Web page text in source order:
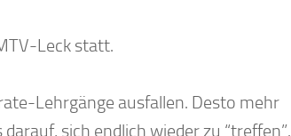
Leck statt.
Lehrgänge ausfallen. Desto mehr
sich endlich wieder zu “treffen”.